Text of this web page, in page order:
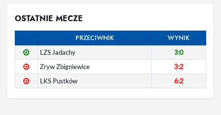
OSTATNIE MECZE
PRZECIWNIK WYNIK
LZS Jadachy
3:0
Zryw Zbigniewice
3:2
LKS Pustków
6:2